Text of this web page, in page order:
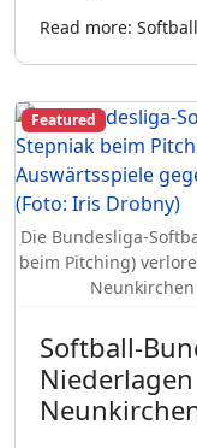
Read more:
Die Bundesliga-
beim Pitching)
Featured
Softball-